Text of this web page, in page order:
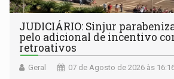
JUDICIÁRIO: Sinjur
pelo adicional de incentivo
retroativos
Geral 07 de Agosto de 2026 às